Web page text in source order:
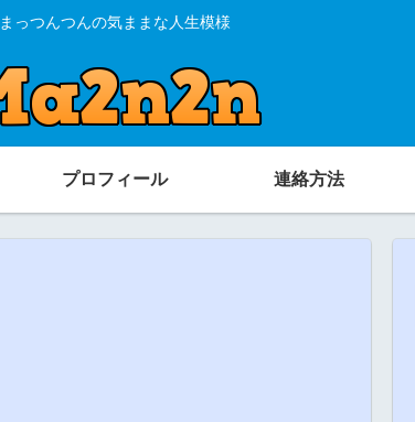
まっつんつんの気ままな人生模様
プロフィール 連絡方法